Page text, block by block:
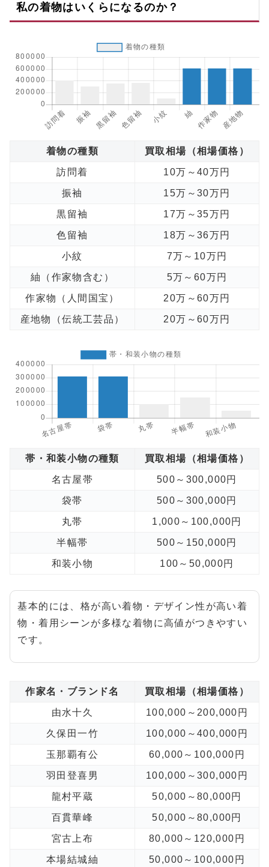
私の着物はいくらになるのか？
着物の種類 買取相場（相場価格）
訪問着 10万～40万円
振袖 15万～30万円
黒留袖 17万～35万円
色留袖 18万～36万円
小紋 7万～10万円
紬（作家物含む） 5万～60万円
作家物（人間国宝） 20万～60万円
産地物（伝統工芸品） 20万～60万円
帯・和装小物の種類 買取相場（相場価格）
名古屋帯 500～300,000円
袋帯 500～300,000円
丸帯 1,000～100,000円
半幅帯 500～150,000円
和装小物 100～50,000円
基本的には、格が高い着物・デザイン性が高い着
物・着用シーンが多様な着物に高値がつきやすい
です。
作家名・ブランド名 買取相場（相場価格）
由水十久 100,000～200,000円
久保田一竹 100,000～400,000円
玉那覇有公 60,000～100,000円
羽田登喜男 100,000～300,000円
龍村平蔵 50,000～80,000円
百貫華峰 50,000～80,000円
宮古上布 80,000～120,000円
本場結城紬 50,000～100,000円